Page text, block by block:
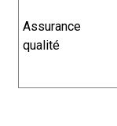
Assurance
qualité